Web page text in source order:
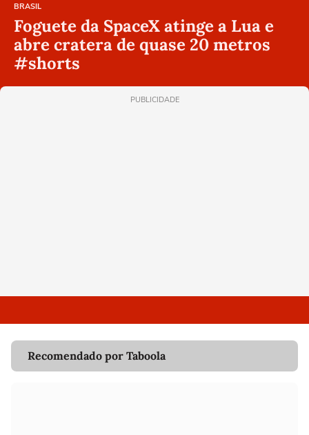
BRASIL
Foguete da SpaceX atinge a Lua e
abre cratera de quase 20 metros
#shorts
PUBLICIDADE
Recomendado por Taboola